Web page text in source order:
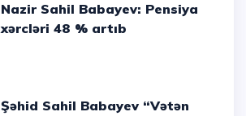
Nazir Sahil Babayev: Pensiya
xərcləri 48 % artıb
Şəhid Sahil Babayev “Vətən